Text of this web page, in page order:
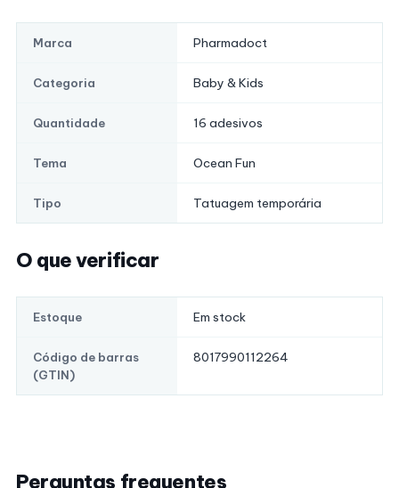
Marca Pharmadoct
Categoria Baby & Kids
Quantidade 16 adesivos
Tema Ocean Fun
Tipo Tatuagem temporária
O que verificar
Estoque Em stock
Código de barras
(GTIN)
8017990112264
Perguntas frequentes